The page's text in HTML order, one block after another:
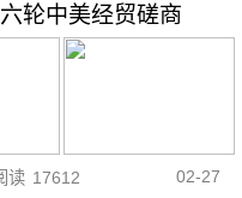
轮中美经贸磋商
读 17612 02-27